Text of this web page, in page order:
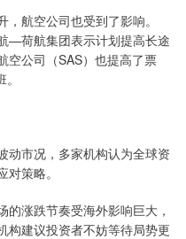
航空公司也受到了影响。
—荷航集团表示计划提高长途
空公司（SAS）也提高了票
市况，多家机构认为全球资
策略。
涨跌节奏受海外影响巨大，
构建议投资者不妨等待局势更